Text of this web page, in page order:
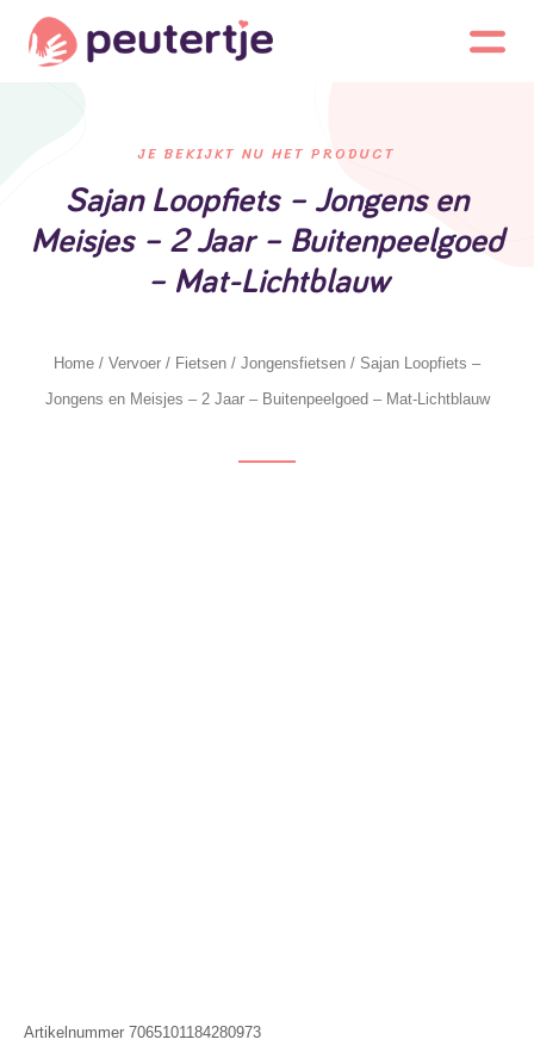
JE BEKIJKT NU HET PRODUCT
Sajan Loopfiets – Jongens en
Meisjes – 2 Jaar – Buitenpeelgoed
– Mat-Lichtblauw
Home / Vervoer / Fietsen / Jongensfietsen / Sajan Loopfiets –
Jongens en Meisjes – 2 Jaar – Buitenpeelgoed – Mat-Lichtblauw
Artikelnummer 7065101184280973